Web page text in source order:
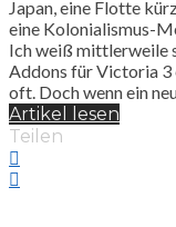
Japan, eine Flotte
eine Kolonialismus-
Ich weiß mittlerweile
Addons für Victoria 3
oft. Doch wenn ein
Artikel lesen
Teilen